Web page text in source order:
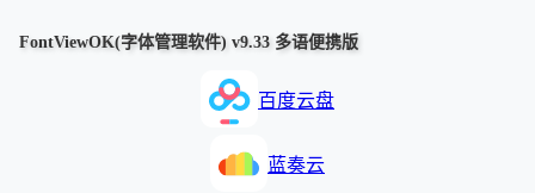
FontViewOK(字体管理软件) v9.33 多语便携版
百度云盘
蓝奏云